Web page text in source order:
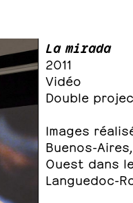
La mirada
2011
Vidéo
Double
Images
Buenos-
Ouest dans
Languedoc-